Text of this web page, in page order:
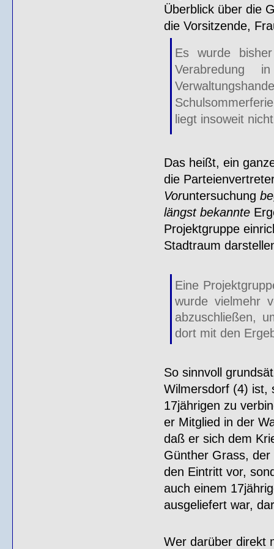
Überblick über die
die Vorsitzende,
Es wurde
Verabredung
liegt insoweit
Das heißt, ein
die
Voruntersuchung
längst bekannte
Projektgruppe
Stadtraum
Eine
wurde vielmehr
abzuschließen,
dort mit den
So sinnvoll
Wilmersdorf (4) ist,
17jährigen zu
er Mitglied in der
daß er sich dem
Günther Grass,
den Eintritt vor,
auch einem
ausgeliefert war,
Wer darüber direkt